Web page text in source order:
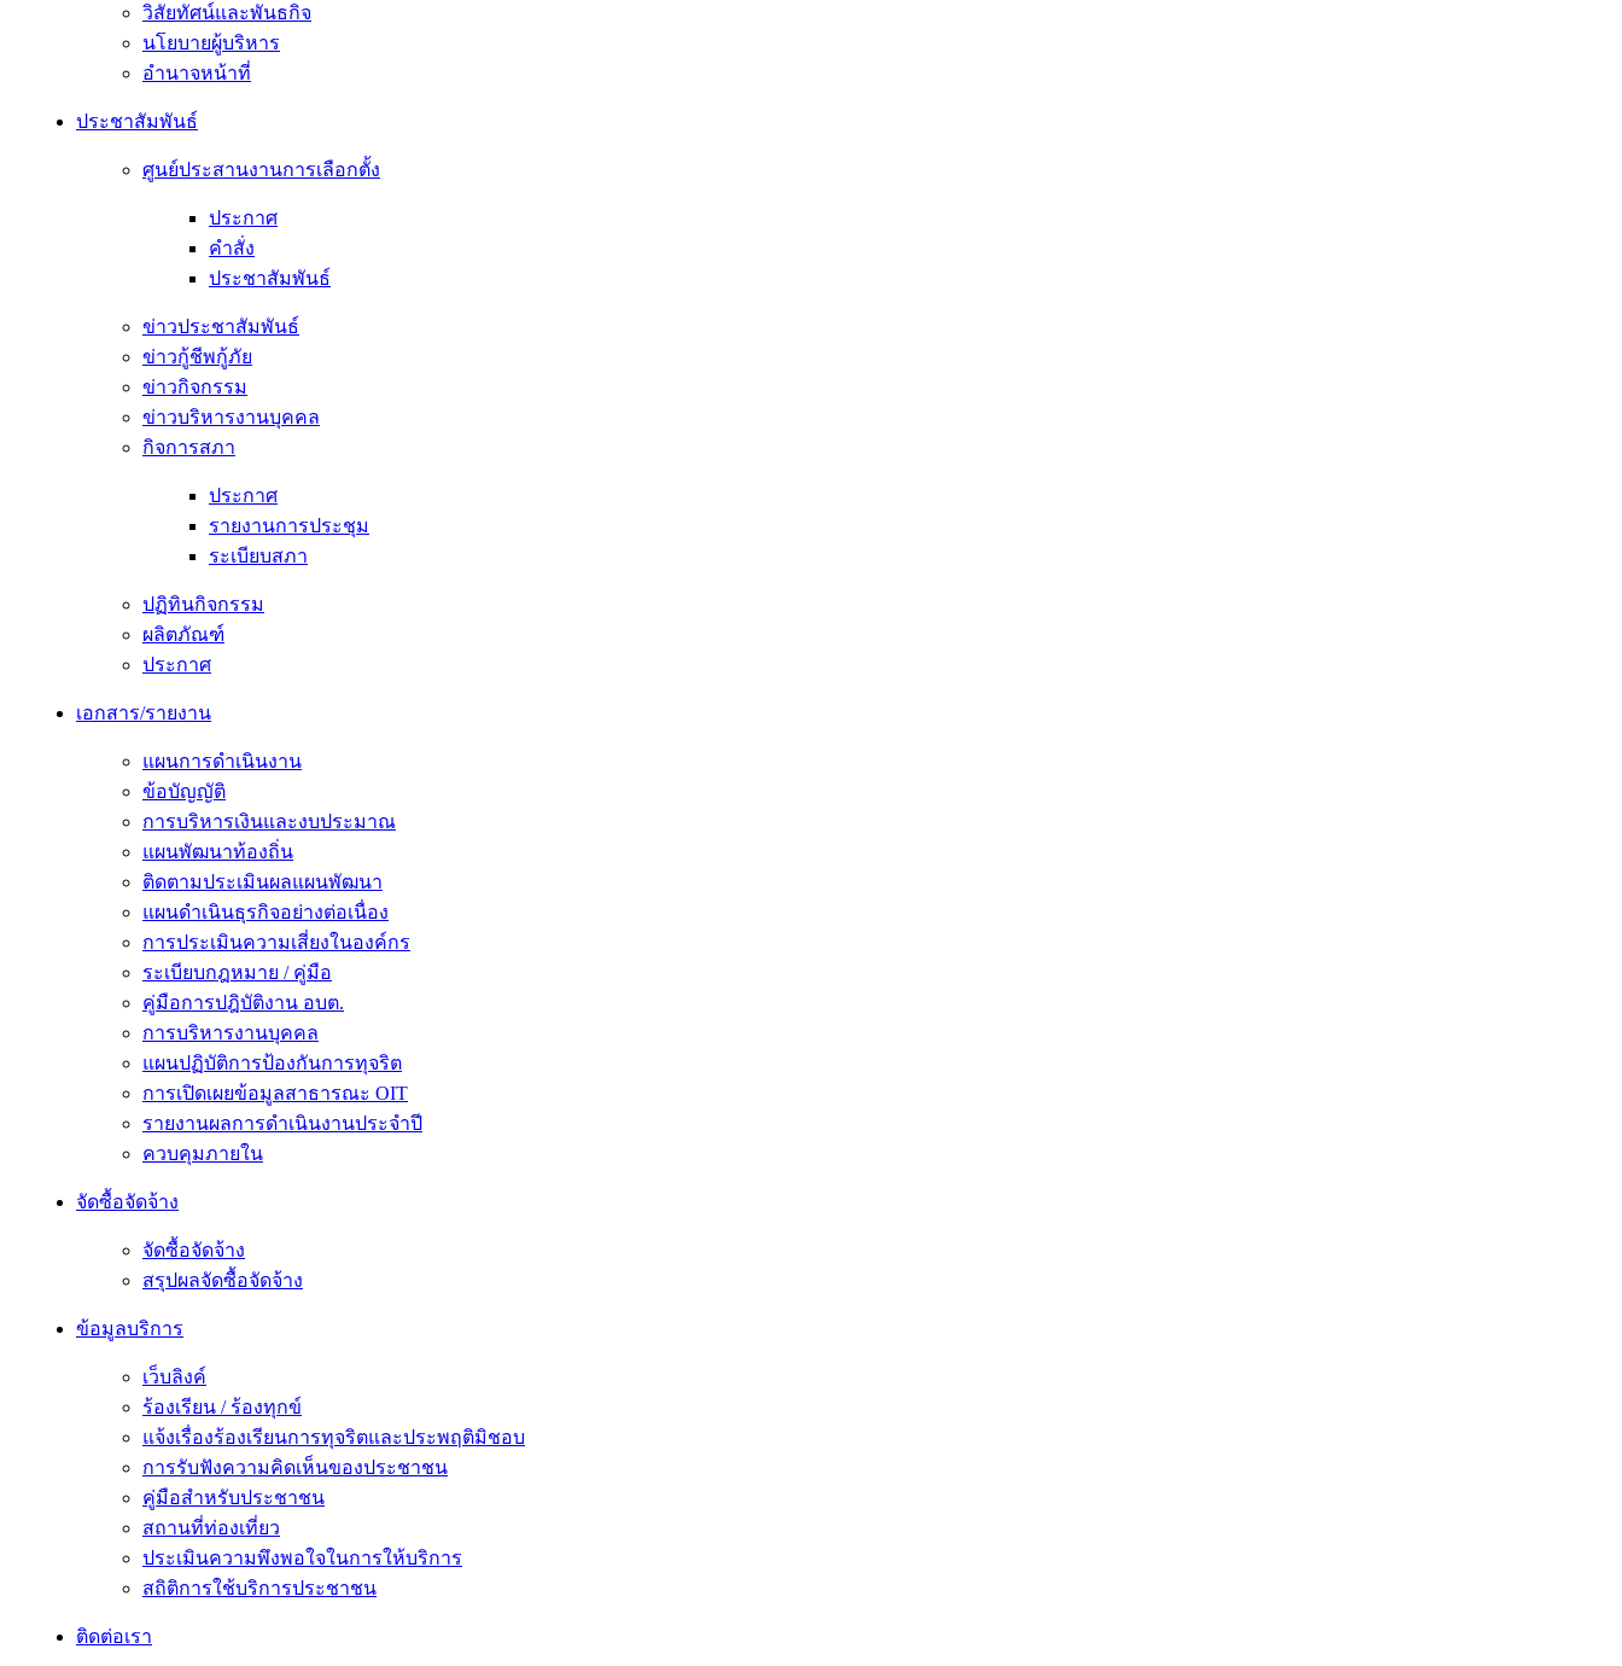
วิสัยทัศน์และพันธกิจ
นโยบายผู้บริหาร
อํานาจหน้าที่
ประชาสัมพันธ์
ศูนย์ประสานงานการเลือกตั้ง
ประกาศ
คำสั่ง
ประชาสัมพันธ์
ข่าวประชาสัมพันธ์
ข่าวกู้ชีพกู้ภัย
ข่าวกิจกรรม
ข่าวบริหารงานบุคคล
กิจการสภา
ประกาศ
รายงานการประชุม
ระเบียบสภา
ปฏิทินกิจกรรม
ผลิตภัณฑ์
ประกาศ
เอกสาร/รายงาน
แผนการดำเนินงาน
ข้อบัญญัติ
การบริหารเงินและงบประมาณ
แผนพัฒนาท้องถิ่น
ติดตามประเมินผลแผนพัฒนา
แผนดำเนินธุรกิจอย่างต่อเนื่อง
การประเมินความเสี่ยงในองค์กร
ระเบียบกฎหมาย / คู่มือ
คู่มือการปฎิบัติงาน อบต.
การบริหารงานบุคคล
แผนปฏิบัติการป้องกันการทุจริต
การเปิดเผยข้อมูลสาธารณะ OIT
รายงานผลการดำเนินงานประจำปี
ควบคุมภายใน
จัดซื้อจัดจ้าง
จัดซื้อจัดจ้าง
สรุปผลจัดซื้อจัดจ้าง
ข้อมูลบริการ
เว็บลิงค์
ร้องเรียน / ร้องทุกข์
แจ้งเรื่องร้องเรียนการทุจริตและประพฤติมิชอบ
การรับฟังความคิดเห็นของประชาชน
คู่มือสำหรับประชาชน
สถานที่ท่องเที่ยว
ประเมินความพึงพอใจในการให้บริการ
สถิติการใช้บริการประชาชน
ติดต่อเรา